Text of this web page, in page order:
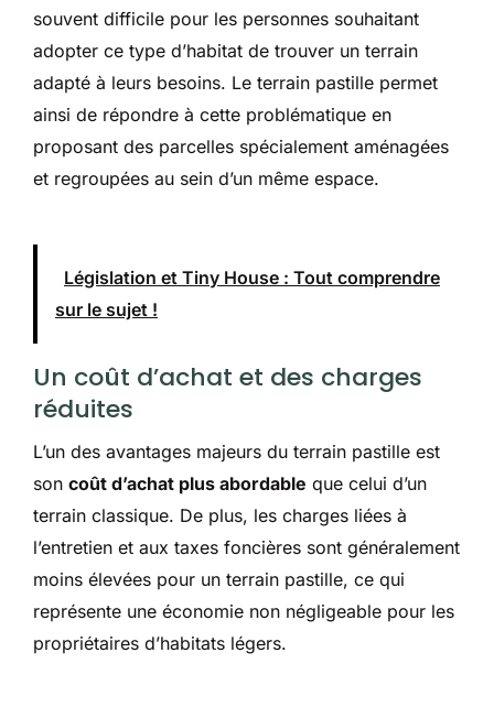
souvent difficile pour les personnes souhaitant
adopter ce type d’habitat de trouver un terrain
adapté à leurs besoins. Le terrain pastille permet
ainsi de répondre à cette problématique en
proposant des parcelles spécialement aménagées
et regroupées au sein d’un même espace.
Législation et Tiny House : Tout comprendre
sur le sujet !
Un coût d’achat et des charges
réduites
L’un des avantages majeurs du terrain pastille est
son coût d’achat plus abordable que celui d’un
terrain classique. De plus, les charges liées à
l’entretien et aux taxes foncières sont généralement
moins élevées pour un terrain pastille, ce qui
représente une économie non négligeable pour les
propriétaires d’habitats légers.